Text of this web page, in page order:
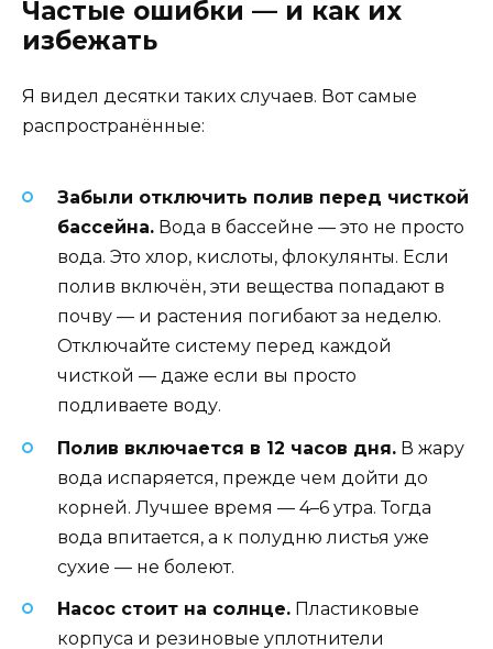
Частые ошибки — и как их
избежать
Я видел десятки таких случаев. Вот самые
распространённые:
Забыли отключить полив перед чисткой
бассейна. Вода в бассейне — это не просто
вода. Это хлор, кислоты, флокулянты. Если
полив включён, эти вещества попадают в
почву — и растения погибают за неделю.
Отключайте систему перед каждой
чисткой — даже если вы просто
подливаете воду.
Полив включается в 12 часов дня. В жару
вода испаряется, прежде чем дойти до
корней. Лучшее время — 4–6 утра. Тогда
вода впитается, а к полудню листья уже
сухие — не болеют.
Насос стоит на солнце. Пластиковые
корпуса и резиновые уплотнители